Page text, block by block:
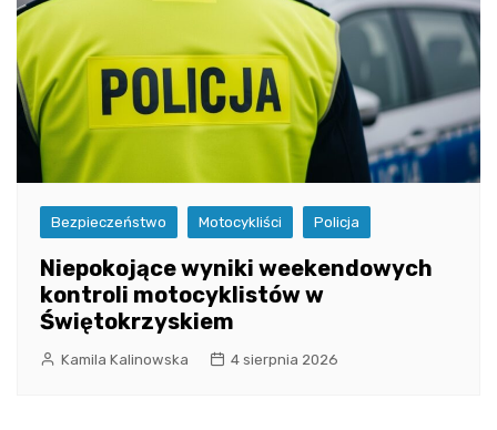
Bezpieczeństwo Motocykliści Policja
Niepokojące wyniki weekendowych
kontroli motocyklistów w
Świętokrzyskiem
Kamila Kalinowska 4 sierpnia 2026